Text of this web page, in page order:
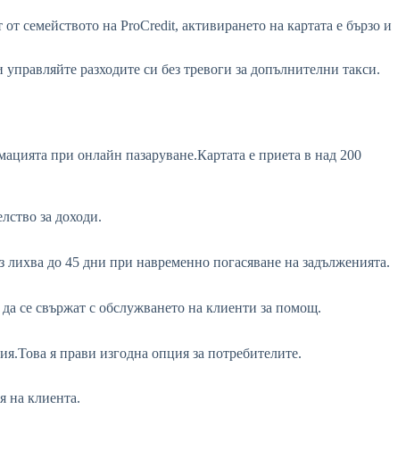
семейството на ProCredit, активирането на картата е бързо и
разходите си без тревоги за допълнителни такси.
при онлайн пазаруване.Картата е приета в над 200
за доходи.
до 45 дни при навременно погасяване на задълженията.
се свържат с обслужването на клиенти за помощ.
я прави изгодна опция за потребителите.
на клиента.